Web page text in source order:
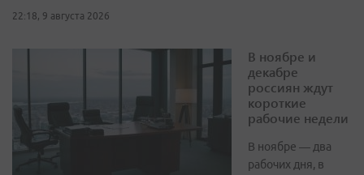
22:18, 9 августа 2026
В ноябре и
декабре
россиян ждут
короткие
рабочие недели
В ноябре — два
рабочих дня, в